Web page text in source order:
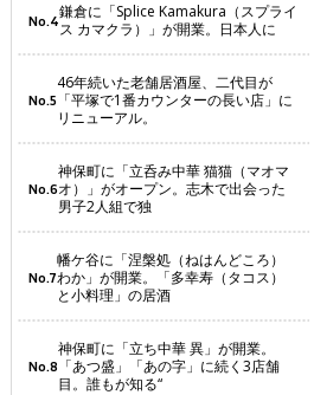
No.4鎌倉に「Splice Kamakura（スプライ
ス カマクラ）」が開業。日本人に
No.5
46年続いた老舗居酒屋、二代目が
「平塚で1番カウンターの長い店」に
リニューアル。
No.6
神保町に「立呑み中華 猫猫（マオマ
オ）」がオープン。志木で出会った
男子2人組で独
No.7
幡ケ谷に「涅槃処（ねはんどころ）
わか」が開業。「多幸寿（タコス）
と小料理」の居酒
No.8
神保町に「立ち中華 異」が開業。
「あつ盛」「あの字」に続く3店舗
目。誰もが知る“